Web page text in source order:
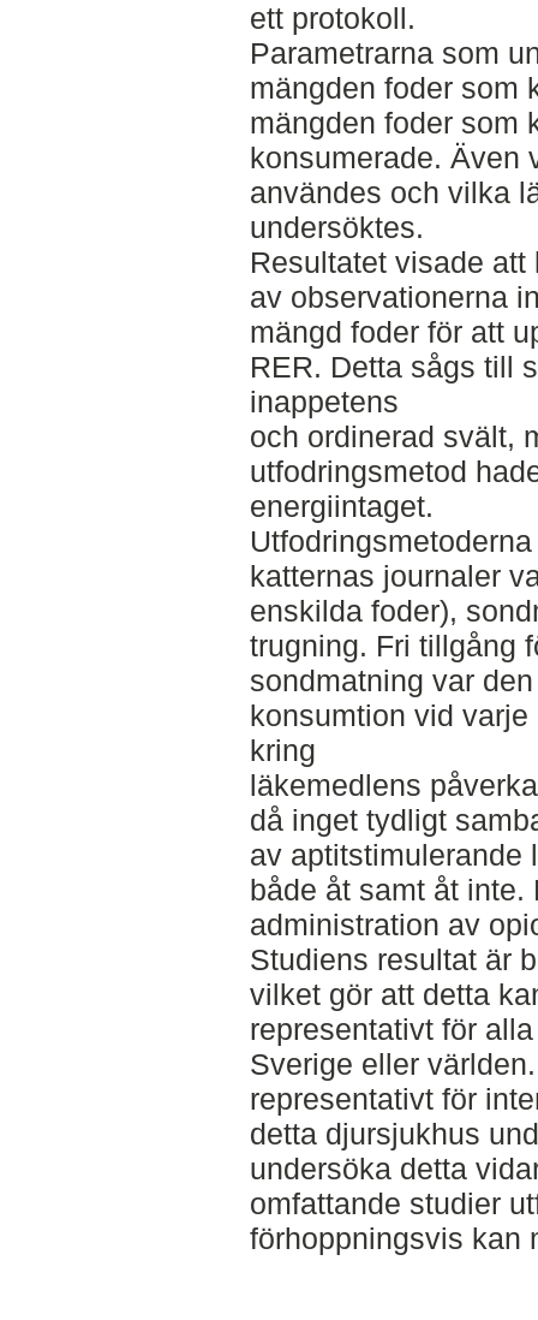
ett protokoll.
Parametrarna som
mängden foder som
mängden foder som
konsumerade. Även
användes och vilka
undersöktes.
Resultatet visade
av observationerna
mängd foder för att
RER. Detta sågs till
inappetens
och ordinerad svält,
utfodringsmetod
energiintaget.
katternas journaler
enskilda foder),
trugning. Fri tillgång
sondmatning var
konsumtion vid
kring
läkemedlens
då inget tydligt
av aptitstimulerande
både åt samt åt
administration av
Studiens resultat är
vilket gör att detta
representativt för
Sverige eller
representativt för
detta djursjukhus
undersöka detta
omfattande studier
förhoppningsvis kan